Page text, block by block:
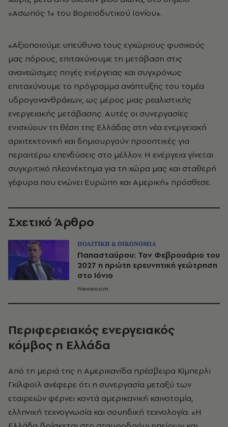
«Ασωπός 1» του Βορειοδυτικού Ιονίου».
«Αξιοποιούμε υπεύθυνα τους εγχώριους φυσικούς
μας πόρους, επιταχύνουμε τη μετάβαση στις
ανανεώσιμες πηγές ενέργειας και συγχρόνως
επιταχύνουμε το πρόγραμμα ανάπτυξης του τομέα
υδρογονανθράκων, ως μέρος μιας ρεαλιστικής
ενεργειακής μετάβασης. Αυτές οι συνεργασίες
ενισχύουν τη θέση της Ελλάδας στη νέα ενεργειακή
αρχιτεκτονική και δημιουργούν προοπτικές για
περαιτέρω επενδύσεις στο μέλλον. Η ενέργεια γίνεται
συγκριτικό πλεονέκτημα για τη χώρα μας και σταθερή
γέφυρα που ενώνει Ευρώπη και Αμερική» πρόσθεσε.
Σχετικό Άρθρο
ΠΟΛΙΤΙΚΗ & ΟΙΚΟΝΟΜΙΑ
Παπασταύρου: Τον Φεβρουάριο του
2027 η πρώτη ερευνητική γεώτρηση
στο Ιόνιο
Newsroom
Περιφερειακός ενεργειακός
κόμβος η Ελλάδα
Από τη μεριά της η Αμερικανίδα πρέσβειρα Κίμπερλι
Γκίλφοϊλ ανέφερε ότι η συνεργασία μεταξύ των
εταιρειών φέρνει κοντά αμερικανική καινοτομία,
ελληνική τεχνογνωσία και σουηδική τεχνολογία. «Η